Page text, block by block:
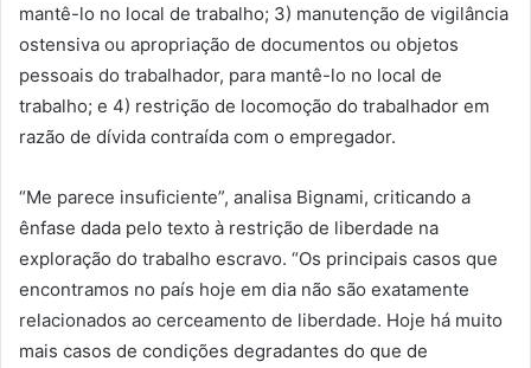
mantê-lo no local de trabalho; 3) manutenção de vigilância
ostensiva ou apropriação de documentos ou objetos
pessoais do trabalhador, para mantê-lo no local de
trabalho; e 4) restrição de locomoção do trabalhador em
razão de dívida contraída com o empregador.
“Me parece insuficiente”, analisa Bignami, criticando a
ênfase dada pelo texto à restrição de liberdade na
exploração do trabalho escravo. “Os principais casos que
encontramos no país hoje em dia não são exatamente
relacionados ao cerceamento de liberdade. Hoje há muito
mais casos de condições degradantes do que de